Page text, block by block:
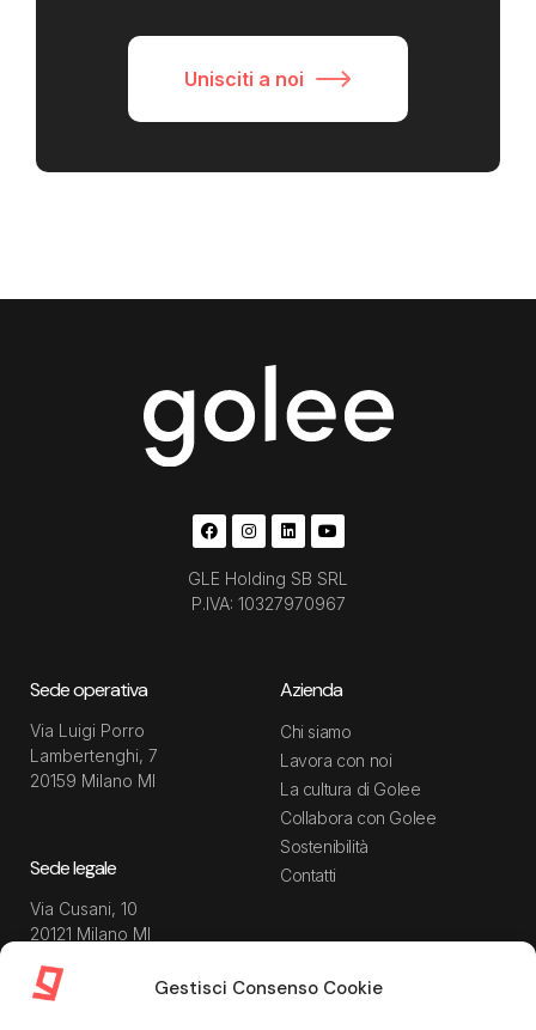
Gestisci Consenso Cookie
Unisciti a noi
GLE Holding SB SRL
P.IVA: 10327970967
Sede operativa
Via Luigi Porro
Lambertenghi, 7
20159 Milano MI
Sede legale
Via Cusani, 10
20121 Milano MI
Azienda
Chi siamo
Lavora con noi
La cultura di Golee
Collabora con Golee
Sostenibilità
Contatti